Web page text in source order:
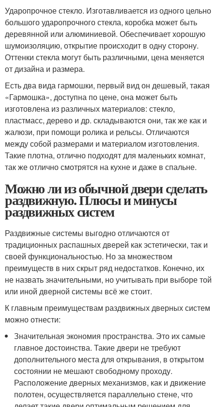
Ударопрочное стекло. Изготавливается из одного цельно
большого ударопрочного стекла, коробка может быть
деревянной или алюминиевой. Обеспечивает хорошую
шумоизоляцию, открытие происходит в одну сторону.
Оттенки стекла могут быть различными, цена меняется
от дизайна и размера.
Есть два вида гармошки, первый вид он дешевый, такая
«Гармошка», доступна по цене, она может быть
изготовлена из различных материалов: стекло,
пластмасс, дерево и др. складываются они, так же как и
жалюзи, при помощи ролика и рельсы. Отличаются
между собой размерами и материалом изготовления.
Такие плотна, отлично подходят для маленьких комнат,
так же отлично смотрятся на кухне и даже в спальне.
Можно ли из обычной двери сделать
раздвижную. Плюсы и минусы
раздвижных систем
Раздвижные системы выгодно отличаются от
традиционных распашных дверей как эстетически, так и
своей функциональностью. Но за множеством
преимуществ в них скрыт ряд недостатков. Конечно, их
не назвать значительными, но учитывать при выборе той
или иной дверной системы всё же стоит.
К главным преимуществам раздвижных дверных систем
можно отнести:
Значительная экономия пространства. Это их самые
главное достоинства. Такие двери не требуют
дополнительного места для открывания, в открытом
состоянии не мешают свободному проходу.
Расположение дверных механизмов, как и движение
полотен, осуществляется параллельно стене, что